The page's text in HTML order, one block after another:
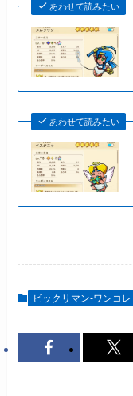
あわせて読みたい
あわせて読みたい
ビックリマン-ワンコレ